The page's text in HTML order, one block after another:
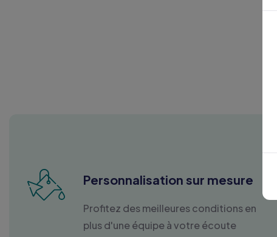
Personnalisation sur mesure
Profitez des meilleures conditions en
plus d'une équipe à votre écoute